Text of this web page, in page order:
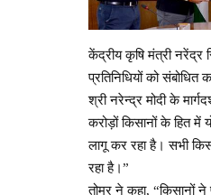
केंद्रीय कृषि मंत्री नरेंद्र
प्रतिनिधियों को संबोधित
श्री नरेन्द्र मोदी के
करोड़ों किसानों के हित में
लागू कर रहा है। सभी
रहा है।”
तोमर ने कहा, “किसानों